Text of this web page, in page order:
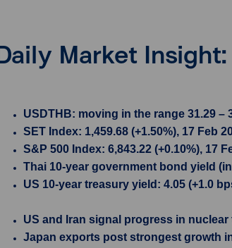
Market
USDTHB: moving in the range 31.29
SET Index: 1,459.68 (+1.50%), 17 Feb
S&P 500 Index: 6,843.22 (+0.10%), 17
Thai 10-year government bond yield
US 10-year treasury yield: 4.05 (+1.0
US and Iran signal progress in nuclear
Japan exports post strongest growth